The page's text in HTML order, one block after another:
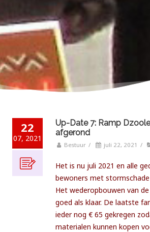
22
07, 2021
Up-Date 7: Ramp
afgerond
Bestuur / juli 22, 2021 /
Het is nu juli 2021 en alle
bewoners met
Het wederopbouwen van
goed als klaar. De laatste
ieder nog € 65 gekregen
materialen kunnen kopen